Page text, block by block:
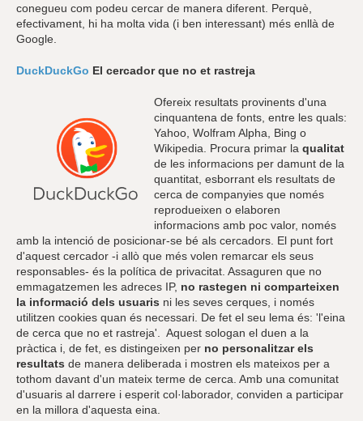
conegueu com podeu cercar de manera diferent. Perquè,
efectivament, hi ha molta vida (i ben interessant) més enllà de
Google.
DuckDuckGo El cercador que no et rastreja
Ofereix resultats provinents d'una
cinquantena de fonts, entre les quals:
Yahoo, Wolfram Alpha, Bing o
Wikipedia. Procura primar la qualitat
de les informacions per damunt de la
quantitat, esborrant els resultats de
cerca de companyies que només
reprodueixen o elaboren
informacions amb poc valor, només
amb la intenció de posicionar-se bé als cercadors. El punt fort
d'aquest cercador -i allò que més volen remarcar els seus
responsables- és la política de privacitat. Assaguren que no
emmagatzemen les adreces IP, no rastegen ni comparteixen
la informació dels usuaris ni les seves cerques, i només
utilitzen cookies quan és necessari. De fet el seu lema és: 'l'eina
de cerca que no et rastreja'. Aquest sologan el duen a la
pràctica i, de fet, es distingeixen per no personalitzar els
resultats de manera deliberada i mostren els mateixos per a
tothom davant d'un mateix terme de cerca. Amb una comunitat
d'usuaris al darrere i esperit col·laborador, conviden a participar
en la millora d'aquesta eina.